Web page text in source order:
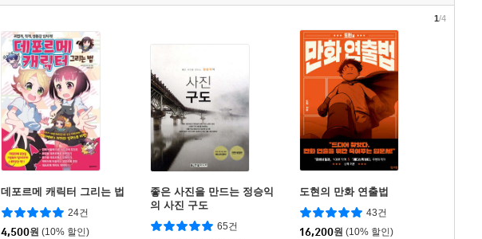
데포르메 캐릭터 그리는 법
24건
4,500원 (10% 할인)
좋은 사진을 만드는 정승익
의 사진 구도
65건
도현의 만화 연출법
43건
16,200원 (10% 할인)
1/4